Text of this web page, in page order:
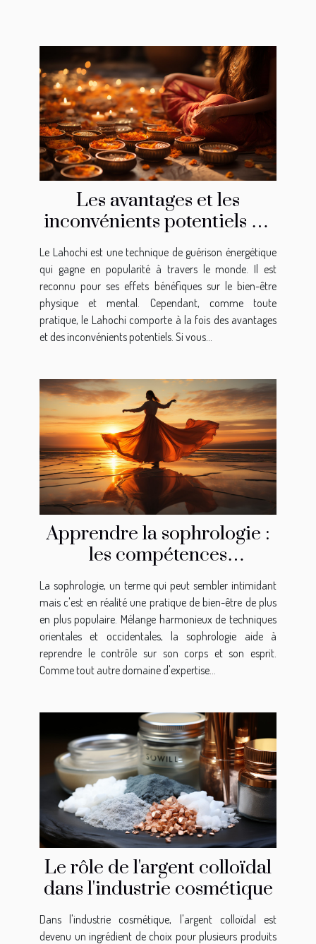
Les avantages et les
inconvénients potentiels de
la pratique du Lahochi
Le Lahochi est une technique de guérison énergétique
qui gagne en popularité à travers le monde. Il est
reconnu pour ses effets bénéfiques sur le bien-être
physique et mental. Cependant, comme toute
pratique, le Lahochi comporte à la fois des avantages
et des inconvénients potentiels. Si vous...
Apprendre la sophrologie :
les compétences
nécessaires
La sophrologie, un terme qui peut sembler intimidant
mais c'est en réalité une pratique de bien-être de plus
en plus populaire. Mélange harmonieux de techniques
orientales et occidentales, la sophrologie aide à
reprendre le contrôle sur son corps et son esprit.
Comme tout autre domaine d'expertise...
Le rôle de l'argent colloïdal
dans l'industrie cosmétique
Dans l'industrie cosmétique, l'argent colloïdal est
devenu un ingrédient de choix pour plusieurs produits